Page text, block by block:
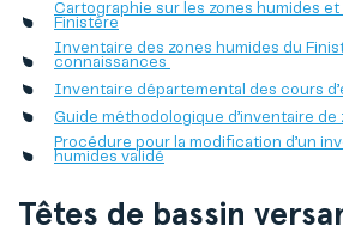
Cartographie sur les zones humides et
Finistère
Inventaire des zones humides du
connaissances
Inventaire départemental des cours
Guide méthodologique d’inventaire de
Procédure pour la modification d’un
humides validé
Têtes de bassin